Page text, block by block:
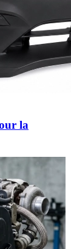
la